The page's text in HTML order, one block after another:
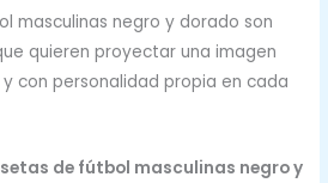
masculinas negro y dorado son
quieren proyectar una imagen
con personalidad propia en cada
de fútbol masculinas negro y